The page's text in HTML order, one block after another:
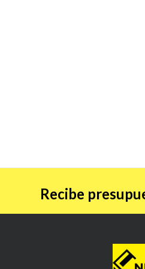
Recibe